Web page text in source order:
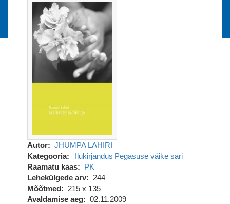
out)
Autor
JHUMPA LAHIRI
Kategooria
Ilukirjandus Pegasuse väike sari
Raamatu kaas
PK
Lehekülgede arv
244
Mõõtmed
215 x 135
Avaldamise aeg
02.11.2009